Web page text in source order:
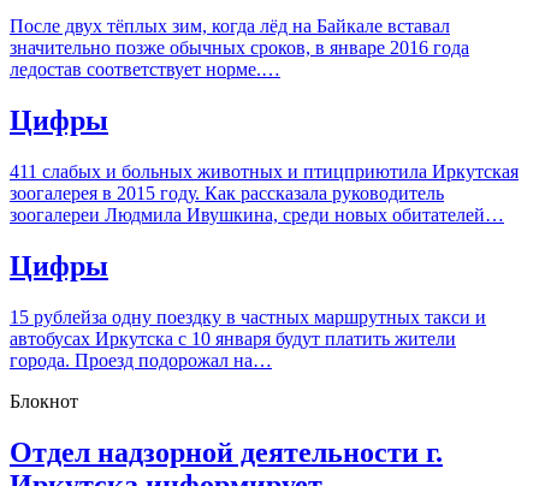
После двух тёплых зим, когда лёд на Байкале вставал
значительно позже обычных сроков, в январе 2016 года
ледостав соответствует норме.…
Цифры
411 слабых и больных животных и птицприютила Иркутская
зоогалерея в 2015 году. Как рассказала руководитель
зоогалереи Людмила Ивушкина, среди новых обитателей…
Цифры
15 рублейза одну поездку в частных маршрутных такси и
автобусах Иркутска с 10 января будут платить жители
города. Проезд подорожал на…
Блокнот
Отдел надзорной деятельности г.